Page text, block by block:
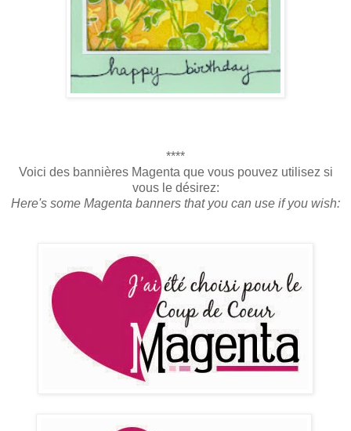
****
Voici des bannières Magenta que vous pouvez utilisez si
vous le désirez:
Here's some Magenta banners that you can use if you wish: